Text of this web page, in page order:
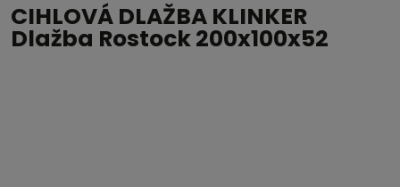
CIHLOVÁ DLAŽBA KLINKER
Dlažba Rostock 200x100x52